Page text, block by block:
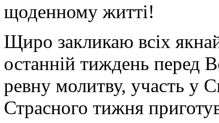
щоденному житті!
Щиро закликаю всіх
останній тиждень перед
ревну молитву, участь у
Страсного тижня